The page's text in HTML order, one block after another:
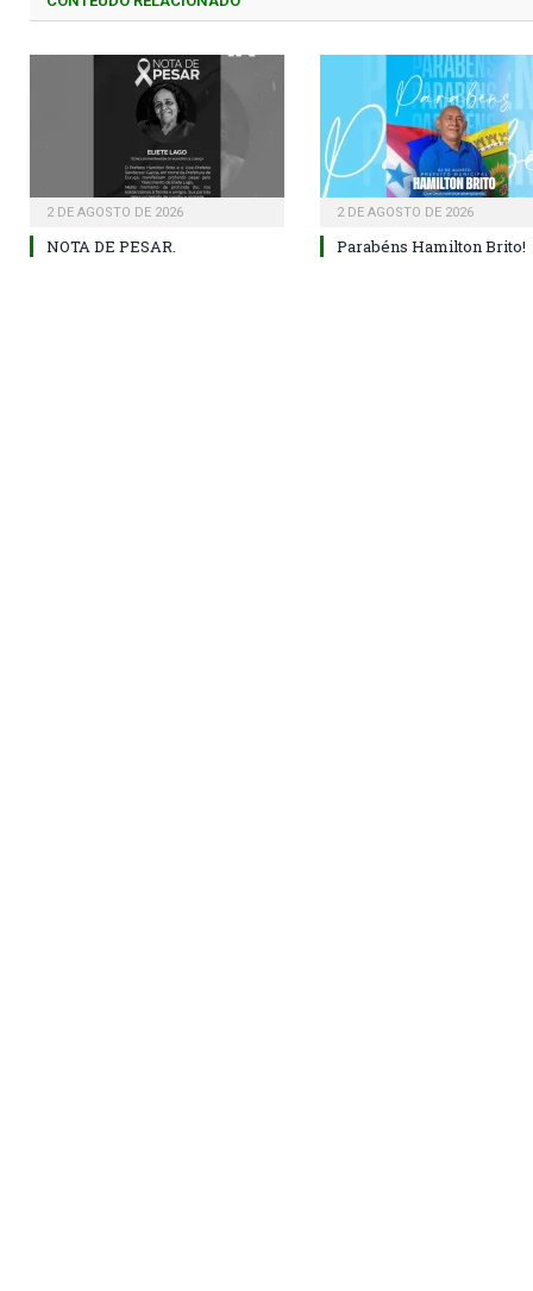
2 DE AGOSTO DE 2026
NOTA DE PESAR.
2 DE AGOSTO DE 2026
Parabéns Hamilton Brito!